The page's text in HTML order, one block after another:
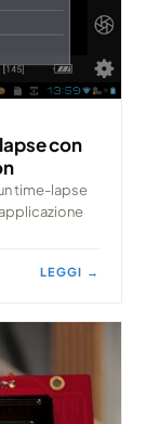
con
time-lapse
LEGGI →